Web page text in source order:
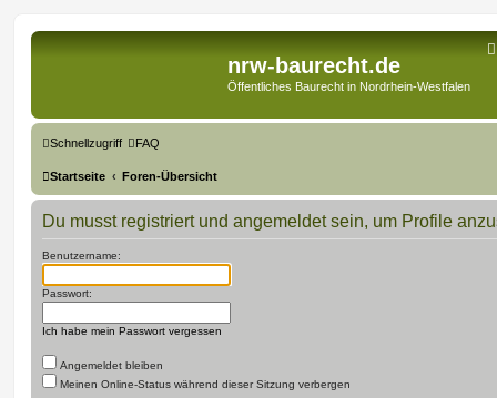
nrw-baurecht.de
Öffentliches Baurecht in Nordrhein-Westfalen
Schnellzugriff FAQ
Startseite Foren-Übersicht
Du musst registriert und angemeldet sein, um Profile
Benutzername:
Passwort:
Ich habe mein Passwort vergessen
Angemeldet bleiben
Meinen Online-Status während dieser Sitzung verbergen